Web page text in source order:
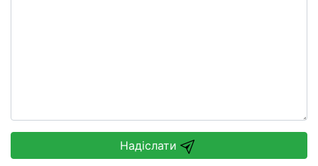
Надіслати